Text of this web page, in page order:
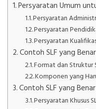
Persyaratan Umum
Persyaratan
Persyaratan
Persyaratan
Contoh SLF yang
Format dan Struktur
Komponen yang
Contoh SLF yang
Persyaratan Khusus